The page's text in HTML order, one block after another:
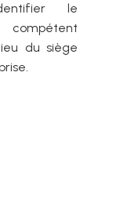
le
du siège